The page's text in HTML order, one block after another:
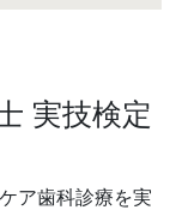
実技検定
ア歯科診療を実